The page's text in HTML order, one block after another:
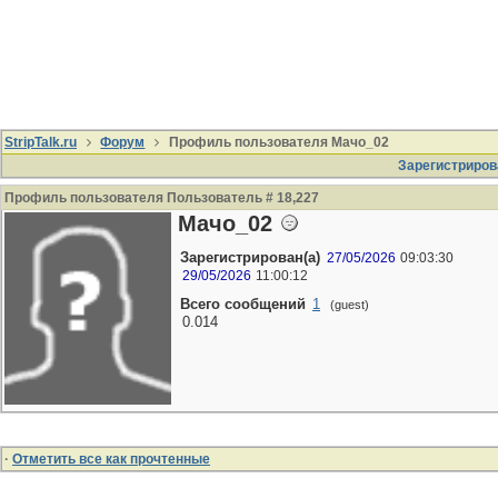
StripTalk.ru Форум
Профиль пользователя Мачо_02
Профиль пользователя Пользователь # 18,227
Мачо_02
Зарегистрирован(а) 27/05/2026 09:03:30
29/05/2026 11:00:12
Всего сообщений 1 (guest)
0.014
· Отметить все как прочтенные